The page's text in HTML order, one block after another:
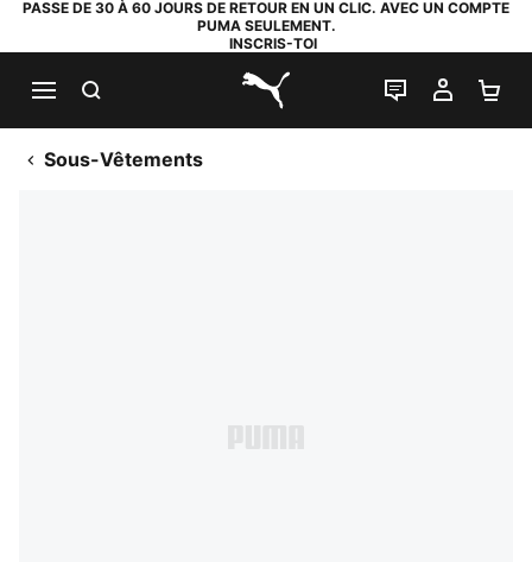
PASSE DE 30 À 60 JOURS DE RETOUR EN UN CLIC. AVEC UN COMPTE
PUMA SEULEMENT.
INSCRIS-TOI
PUMA.com
LIVE CHAT
MON
Sous-Vêtements